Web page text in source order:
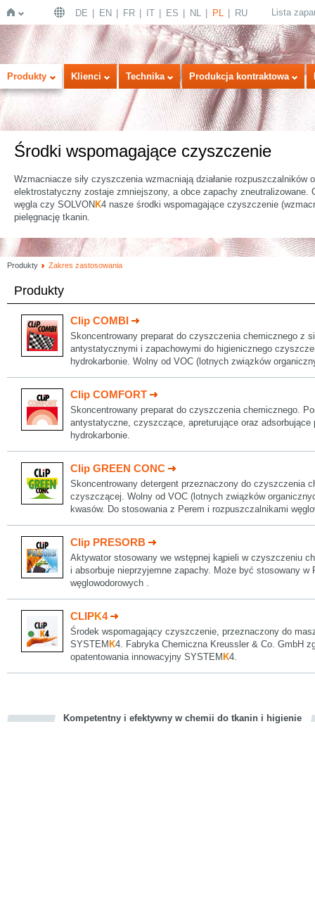
Strona
główna
DE EN FR IT ES NL PL RU Lista
Produkty Klienci Technika Produkcja kontraktowa
Środki wspomagające czyszczenie
Wzmacniacze siły czyszczenia wzmacniają działanie rozpuszczalników
elektrostatyczny zostaje zmniejszony, a obce zapachy
węgla czy SOLVON K4 nasze środki wspomagające czyszczenie
pielęgnację tkanin.
Produkty Zakres zastosowania
Produkty
Clip COMBI
Skoncentrowany preparat do czyszczenia chemicznego z
antystatycznymi i zapachowymi do higienicznego
hydrokarbonie. Wolny od VOC (lotnych związków
Clip COMFORT
Skoncentrowany preparat do czyszczenia chemicznego.
antystatyczne, czyszczące, apreturujące oraz
hydrokarbonie.
Clip GREEN CONC
Skoncentrowany detergent przeznaczony do czyszczenia
czyszczącej. Wolny od VOC (lotnych związków
kwasów. Do stosowania z Perem i rozpuszczalnikami
Clip PRESORB
Aktywator stosowany we wstępnej kąpieli w czyszczeniu
i absorbuje nieprzyjemne zapachy. Może być stosowany w
węglowodorowych .
CLIPK4
Środek wspomagający czyszczenie, przeznaczony do
SYSTEM K4. Fabryka Chemiczna Kreussler & Co. GmbH
opatentowania innowacyjny SYSTEM K4.
Kompetentny i efektywny w chemii do tkanin i higienie